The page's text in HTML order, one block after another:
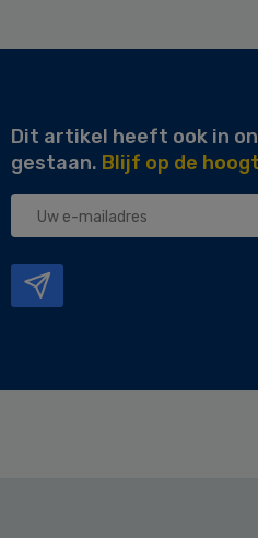
Dit artikel heeft ook in
gestaan. Blijf op de
Uw